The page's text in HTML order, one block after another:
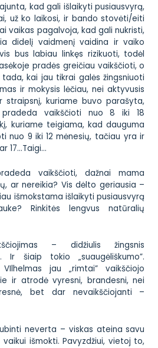
kad gali išlaikyti pusiausvyrą,
už ko laikosi, ir bando stovėti/eiti
vaikas pagalvoja, kad gali nukristi,
didelį vaidmenį vaidina ir vaiko
bus labiau linkęs rizikuoti, todėl
pradės greičiau vaikščioti, o
kai jau tikrai galės žingsniuoti
ir mokysis lėčiau, nei aktyvusis
straipsnį, kuriame buvo parašyta,
vaikščioti nuo8 iki 18
kuriame teigiama, kaddauguma
nuo 9 iki 12 mėnesių, tačiau yra ir
17…Taigi…
vaikščioti, dažnai mama
ar nereikia? Vis dėlto geriausia –
išmokstama išlaikyti pusiausvyrą
Rinkitės lengvus natūralių
– didžiulis žingsnis
Ir šiaip tokio „suaugėliškumo”.
jau „rimtai” vaikščiojo
ir atrodė vyresni, brandesni, nei
bet dar nevaikščiojanti –
neverta – viskas ateina savu
išmokti. Pavyzdžiui, vietoj to,